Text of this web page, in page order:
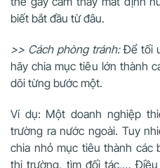
biết bắt đầu từ đâu.
>> Cách phòng tránh:Để tối
hãy chia mục tiêu lớn thành
dõi từng bước một.
Ví dụ: Một doanh nghiệp
trường ra nước ngoài. Tuy
chia nhỏ mục tiêu thành các
thị trường, tìm đối tác,…